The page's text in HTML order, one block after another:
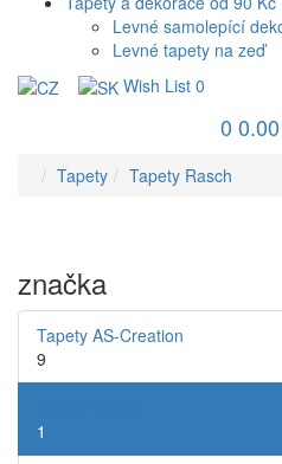
Levné samolepící
Levné tapety na zeď
Wish List 0
0
Tapety Tapety Rasch
značka
Tapety AS-Creation
9
1